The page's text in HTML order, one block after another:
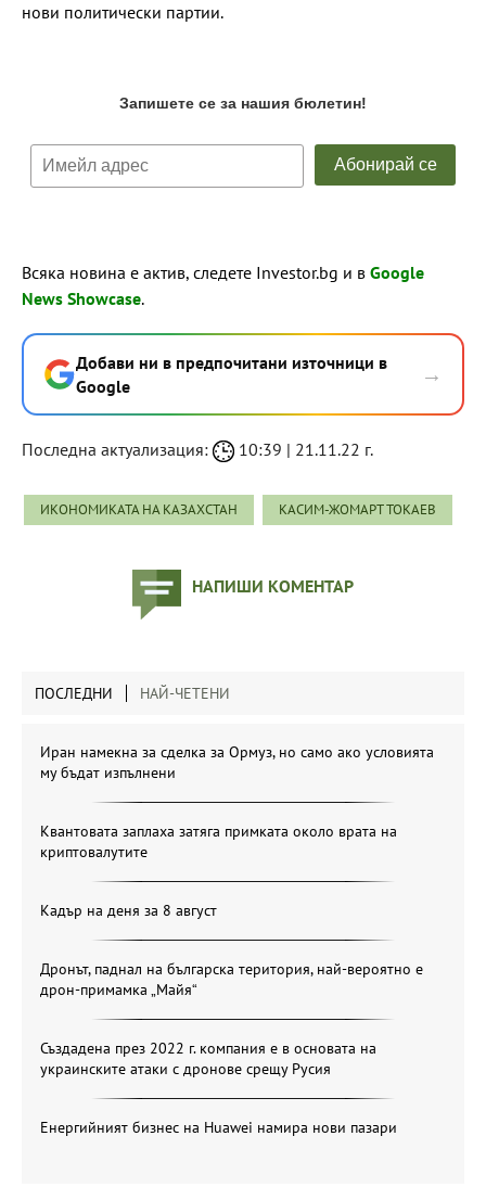
нови политически партии.
Всяка новина е актив, следете Investor.bg и в Google
News Showcase.
Добави ни в предпочитани източници в
Google
→
Последна актуализация: 10:39 | 21.11.22 г.
ИКОНОМИКАТА НА КАЗАХСТАН КАСИМ-ЖОМАРТ ТОКАЕВ
НАПИШИ КОМЕНТАР
ПОСЛЕДНИ НАЙ-ЧЕТЕНИ
Иран намекна за сделка за Ормуз, но само ако условията
му бъдат изпълнени
Квантовата заплаха затяга примката около врата на
криптовалутите
Кадър на деня за 8 август
Дронът, паднал на българска територия, най-вероятно е
дрон-примамка „Майя“
Създадена през 2022 г. компания е в основата на
украинските атаки с дронове срещу Русия
Енергийният бизнес на Huawei намира нови пазари